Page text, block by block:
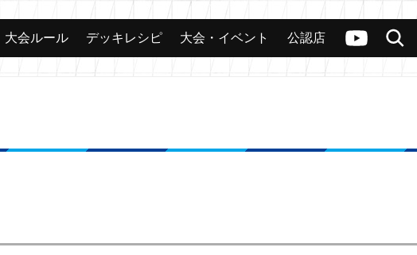
ヴァンガードch
検索
カード 大会 公認店舗 その他
大会ルール デッキレシピ 大会・イベント 公認店